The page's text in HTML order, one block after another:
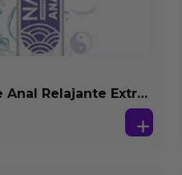
Anal Relajante Extra